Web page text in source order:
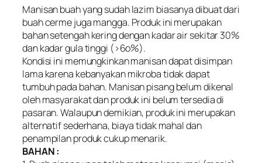
Manisan buah yang sudah lazim biasanya dibuat dari
buah cerme juga mangga. Produk ini merupakan
bahan setengah kering dengan kadar air sekitar 30%
dan kadar gula tinggi (>6o%).
Kondisi ini memungkinkan manisan dapat disimpan
lama karena kebanyakan mikroba tidak dapat
tumbuh pada bahan. Manisan pisang belum dikenal
oleh masyarakat dan produk ini belum tersedia di
pasaran. Walaupun demikian, produk ini merupakan
alternatif sederhana, biaya tidak mahal dan
penampilan produk cukup menarik.
BAHAN :